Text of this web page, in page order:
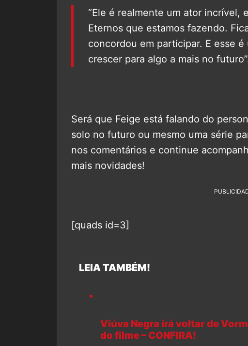
“Ele é realmente um ator incrível,
Eternos que estamos fazendo.
concordou em participar. E esse
crescer para algo a mais no
Será que Feige está falando do
solo no futuro ou mesmo uma série
nos comentários e continue
mais novidades!
[quads id=3]
LEIA TAMBÉM!
Viúva Negra irá voltar de
do filme – CONFIRA!